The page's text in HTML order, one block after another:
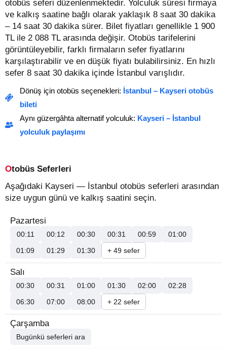
otobüs seferi düzenlenmektedir. Yolculuk süresi firmaya
ve kalkış saatine bağlı olarak yaklaşık 8 saat 30 dakika
– 14 saat 30 dakika sürer. Bilet fiyatları genellikle 1 900
TL ile 2 088 TL arasında değişir. Otobüs tarifelerini
görüntüleyebilir, farklı firmaların sefer fiyatlarını
karşılaştırabilir ve en düşük fiyatı bulabilirsiniz. En hızlı
sefer 8 saat 30 dakika içinde İstanbul varışlıdır.
Dönüş için otobüs seçenekleri: İstanbul – Kayseri otobüs
bileti
Aynı güzergâhta alternatif yolculuk: Kayseri – İstanbul
yolculuk paylaşımı
Otobüs Seferleri
Aşağıdaki Kayseri — İstanbul otobüs seferleri arasından
size uygun günü ve kalkış saatini seçin.
Pazartesi
00:11 00:12 00:30 00:31 00:59
01:00
01:09
01:29 01:30 + 49 sefer
Salı
00:30 00:31 01:00 01:30 02:00
02:28
06:30
07:00 08:00 + 22 sefer
Çarşamba
Bugünkü seferleri ara